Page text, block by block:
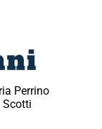
Perrino
Scotti